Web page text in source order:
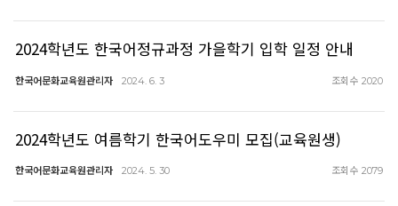
2024학년도 한국어정규과정 가을학기 입학 일정 안내
한국어문화교육원관리자 2024. 6. 3 조회수 2020
2024학년도 여름학기 한국어도우미 모집(교육원생)
한국어문화교육원관리자 2024. 5. 30 조회수 2079